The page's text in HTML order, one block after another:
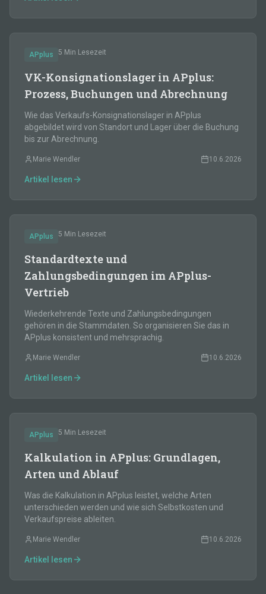
APplus 5 Min Lesezeit
VK-Konsignationslager in APplus:
Prozess, Buchungen und Abrechnung
Wie das Verkaufs-Konsignationslager in APplus
abgebildet wird von Standort und Lager über die Buchung
bis zur Abrechnung.
Marie Wendler 10.6.2026
Artikel lesen
APplus 5 Min Lesezeit
Standardtexte und
Zahlungsbedingungen im APplus-
Vertrieb
Wiederkehrende Texte und Zahlungsbedingungen
gehören in die Stammdaten. So organisieren Sie das in
APplus konsistent und mehrsprachig.
Marie Wendler 10.6.2026
Artikel lesen
APplus 5 Min Lesezeit
Kalkulation in APplus: Grundlagen,
Arten und Ablauf
Was die Kalkulation in APplus leistet, welche Arten
unterschieden werden und wie sich Selbstkosten und
Verkaufspreise ableiten.
Marie Wendler 10.6.2026
Artikel lesen